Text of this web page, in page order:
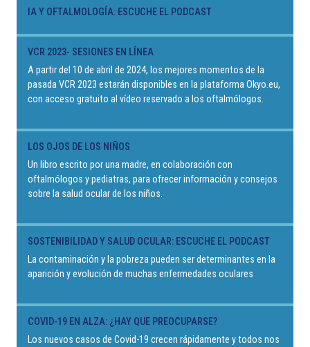
IA Y OFTALMOLOGÍA: ESCUCHE EL PODCAST
VCR 2023- SESIONES EN LÍNEA
A partir del 10 de abril de 2024, los mejores momentos de la
pasada VCR 2023 estarán disponibles en la plataforma Okyo.eu,
con acceso gratuito al vídeo reservado a los oftalmólogos.
LOS OJOS DE LOS NIÑOS
Un libro escrito por una madre, en colaboración con
oftalmólogos y pediatras, para ofrecer información y consejos
sobre la salud ocular de los niños.
SOSTENIBILIDAD Y SALUD OCULAR: ESCUCHE EL PODCAST
La contaminación y la pobreza pueden ser determinantes en la
aparición y evolución de muchas enfermedades oculares
COVID-19 EN ALZA: ¿HAY QUE PREOCUPARSE?
Los nuevos casos de Covid-19 crecen rápidamente y todos nos